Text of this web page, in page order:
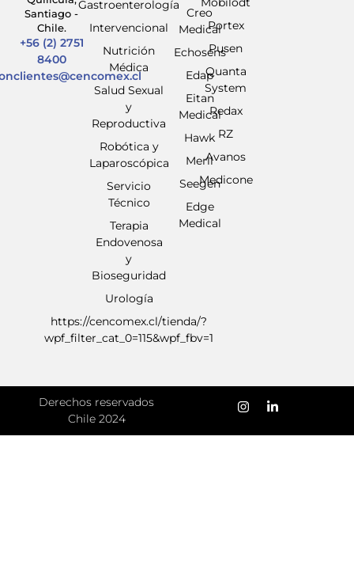
Santiago -
Chile.
+56 (2) 2751
8400
Gastroenterología
Intervencional
Nutrición
Médica
Salud Sexual
y
Reproductiva
Robótica y
Laparoscópica
Servicio
Técnico
Terapia
Endovenosa
y
Bioseguridad
Urología
https://cencomex.cl/tienda/?
wpf_filter_cat_0=115&wpf_fbv=1
Creo
Medical
Echosens
Edap
Eitan
Medical
Hawk
Meril
Seegen
Edge
Medical
Portex
Pusen
Quanta
System
Redax
RZ
Avanos
Medicone
Derechos reservados
Chile 2024